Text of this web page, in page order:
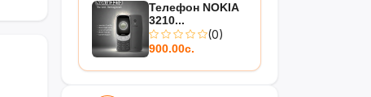
Телефон NOKIA
3210...
(0)
900.00с.